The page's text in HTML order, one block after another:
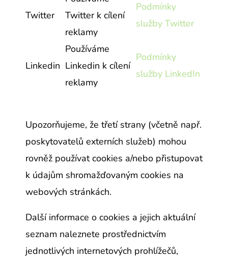
Twitter
Twitter k cílení
reklamy
Podmínky
služby Twitter
Linkedin
Používáme
Linkedin k cílení
reklamy
Podmínky
služby LinkedIn
Upozorňujeme, že třetí strany (včetně např.
poskytovatelů externích služeb) mohou
rovněž používat cookies a/nebo přistupovat
k údajům shromažďovaným cookies na
webových stránkách.
Další informace o cookies a jejich aktuální
seznam naleznete prostřednictvím
jednotlivých internetových prohlížečů,